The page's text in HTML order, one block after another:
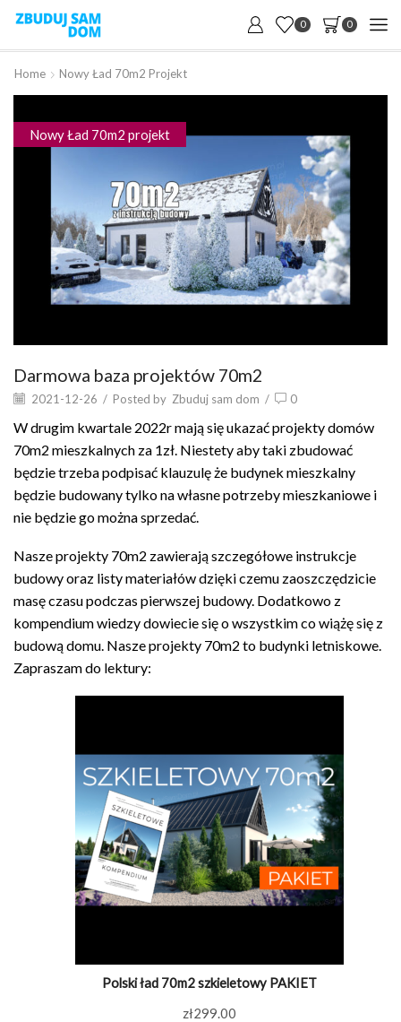
0 0
Home Nowy Ład 70m2 Projekt
Nowy Ład 70m2 projekt
Darmowa baza projektów 70m2
2021-12-26 / Posted by Zbuduj sam dom / 0
W drugim kwartale 2022r mają się ukazać projekty domów
70m2 mieszkalnych za 1zł. Niestety aby taki zbudować
będzie trzeba podpisać klauzulę że budynek mieszkalny
będzie budowany tylko na własne potrzeby mieszkaniowe i
nie będzie go można sprzedać.
Nasze projekty 70m2 zawierają szczegółowe instrukcje
budowy oraz listy materiałów dzięki czemu zaoszczędzicie
masę czasu podczas pierwszej budowy. Dodatkowo z
kompendium wiedzy dowiecie się o wszystkim co wiążę się z
budową domu. Nasze projekty 70m2 to budynki letniskowe.
Zapraszam do lektury:
Polski ład 70m2 szkieletowy PAKIET
zł299.00